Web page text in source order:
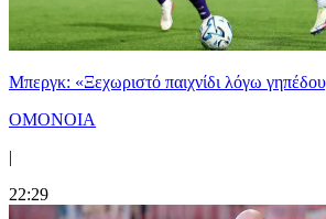
Μπεργκ: «Ξεχωριστό παιχνίδι λόγω
ΟΜΟΝΟΙΑ
|
22:29